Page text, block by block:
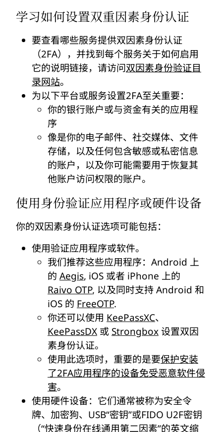
学习如何设置双重因素身份认证
要查看哪些服务提供双因素身份认证
（2FA），并找到每个服务关于如何启用
它的说明链接，请访问双因素身份验证目
录网站。
为以下平台或服务设置2FA至关重要：
你的银行账户或与资金有关的应用程
序
像是你的电子邮件、社交媒体、文件
存储，以及任何包含敏感或私密信息
的账户，以及你可能需要用于恢复其
他账户访问权限的账户。
使用身份验证应用程序或硬件设备
你的双因素身份认证选项可能包括：
使用验证应用程序或软件。
我们推荐这些应用程序：Android 上
的 Aegis, iOS 或者 iPhone 上的
Raivo OTP, 以及同时支持 Android 和
iOS 的 FreeOTP.
你还可以使用 KeePassXC、
KeePassDX 或 Strongbox设置双因
素身份认证。
使用此选项时，重要的是要保护安装
了2FA应用程序的设备免受恶意软件侵
害。
使用硬件设备：它们通常被称为安全令
牌、加密狗、USB“密钥”或FIDO U2F密钥
（“快速身份在线通用第二因素”的英文缩